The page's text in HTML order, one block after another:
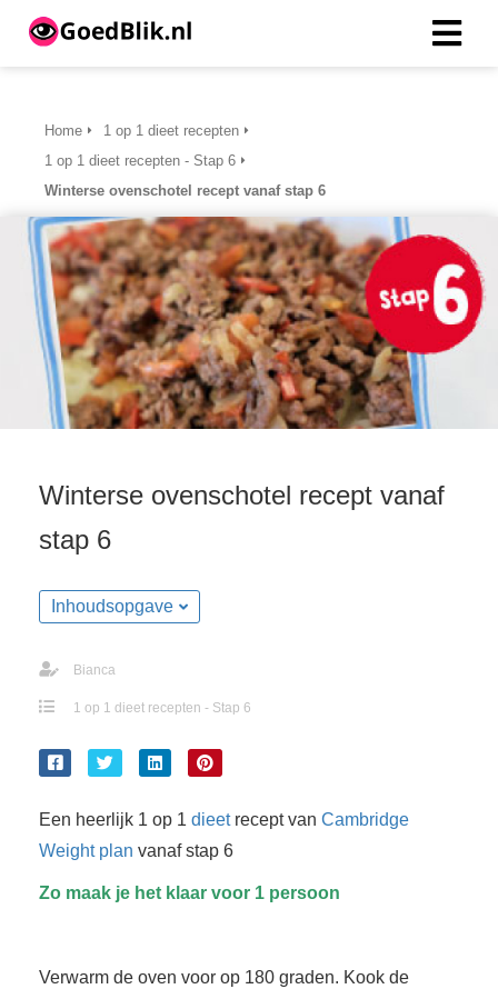
Home
1 op 1 dieet recepten
1 op 1 dieet recepten - Stap 6
Winterse ovenschotel recept vanaf stap 6
Winterse ovenschotel recept vanaf
stap 6
Inhoudsopgave
Bianca
1 op 1 dieet recepten - Stap 6
Een heerlijk 1 op 1 dieetrecept van Cambridge
Weight plan vanaf stap 6
Zo maak je het klaar voor 1 persoon
Verwarm de oven voor op 180 graden. Kook de